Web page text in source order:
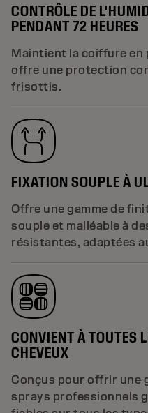
CONTRÔLE DE
PENDANT 72 HEURES
Maintient la coiffure en
offre une protection
frisottis.
FIXATION SOUPLE À
Offre une gamme de
souple et malléable à
résistantes, adaptées
CONVIENT À TOUTES
CHEVEUX
Conçus pour offrir une
sprays professionnels